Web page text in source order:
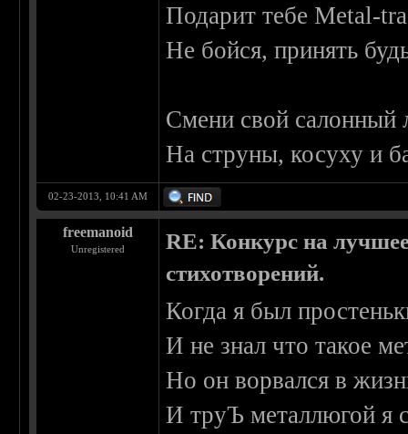
Подарит тебе Metal-
Не бойся, принять
Смени свой салонный
На струны, косуху и
02-23-2013, 10:41 AM
freemanoid
Unregistered
RE: Конкурс на
стихотворений.
Когда я был
И не знал что такое
Но он ворвался в
И труЪ металлюгой я